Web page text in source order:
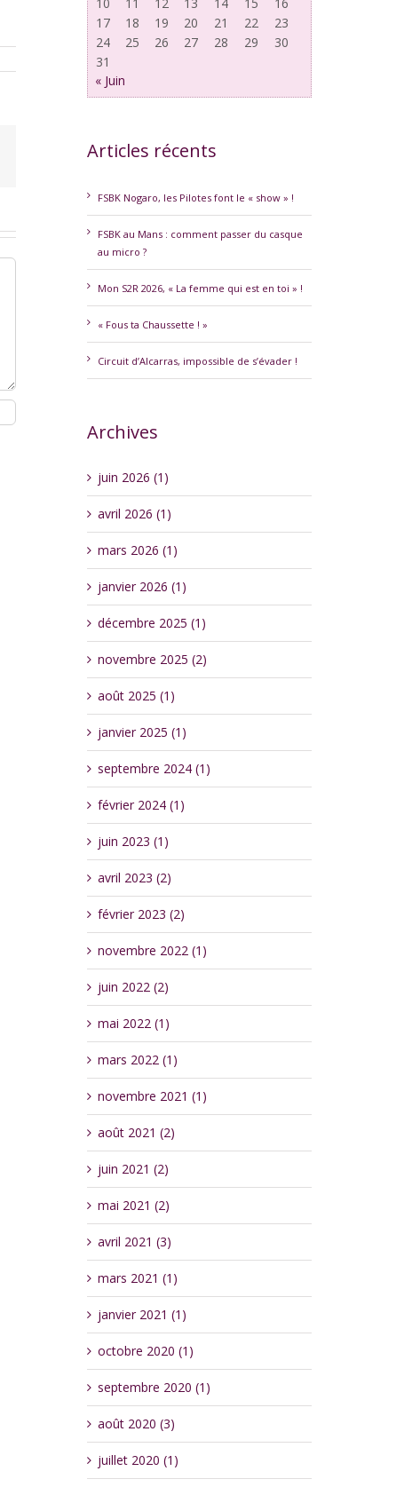
17
18 19 20 21 22
23
24
25 26 27 28 29
30
31
« Juin
Articles récents
FSBK Nogaro, les Pilotes font le « show » !
FSBK au Mans : comment passer du casque
au micro ?
Mon S2R 2026, « La femme qui est en toi » !
« Fous ta Chaussette ! »
Circuit d’Alcarras, impossible de s’évader !
Archives
juin 2026 (1)
avril 2026 (1)
mars 2026 (1)
janvier 2026 (1)
décembre 2025 (1)
novembre 2025 (2)
août 2025 (1)
janvier 2025 (1)
septembre 2024 (1)
février 2024 (1)
juin 2023 (1)
avril 2023 (2)
février 2023 (2)
novembre 2022 (1)
juin 2022 (2)
mai 2022 (1)
mars 2022 (1)
novembre 2021 (1)
août 2021 (2)
juin 2021 (2)
mai 2021 (2)
avril 2021 (3)
mars 2021 (1)
janvier 2021 (1)
octobre 2020 (1)
septembre 2020 (1)
août 2020 (3)
juillet 2020 (1)